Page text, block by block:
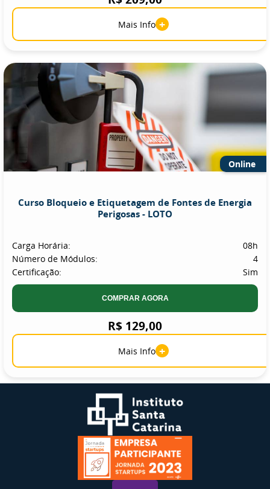
Mais Info +
Online
Curso Bloqueio e Etiquetagem de Fontes de Energia
Perigosas - LOTO
Carga Horária:
08h
Número de Módulos:
4
Certificação:
Sim
COMPRAR AGORA
R$ 129,00
Mais Info +